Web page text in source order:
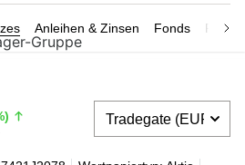
Anleihen & Zinsen Fonds
Gruppe